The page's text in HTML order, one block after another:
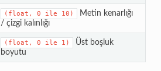
(float, 0 ile 10)
Metin kenarlığı
/ çizgi kalınlığı
(float, 0 ile 1)
Üst boşluk
boyutu